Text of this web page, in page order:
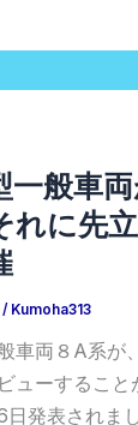
一般車
に先
/ Kumoha313
車両８A系が
ューすること
発表されまし